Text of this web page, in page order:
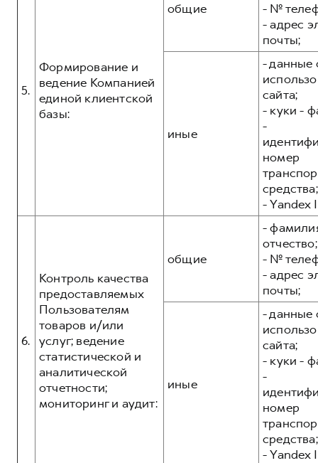
5.
Формирование и
ведение Компанией
единой клиентской
базы:
общие
- №
- адрес
почты;
иные
- данные
сайта;
- куки -
-
номер
средства;
- Yandex
6.
Контроль качества
предоставляемых
Пользователям
товаров и/или
услуг; ведение
статистической и
аналитической
отчетности;
мониторинг и аудит:
общие
-
отчество;
- №
- адрес
почты;
иные
- данные
сайта;
- куки -
-
номер
средства;
- Yandex